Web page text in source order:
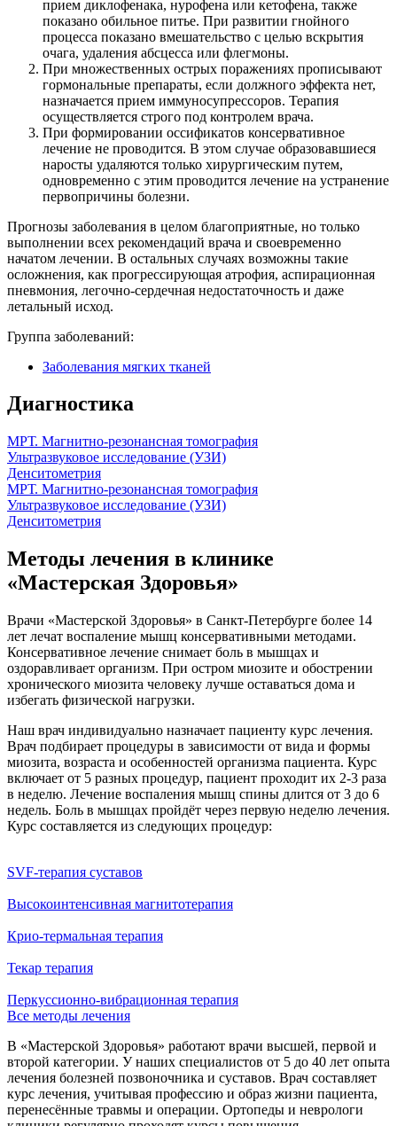
прием диклофенака, нурофена или кетофена, также
показано обильное питье. При развитии гнойного
процесса показано вмешательство с целью вскрытия
очага, удаления абсцесса или флегмоны.
При множественных острых поражениях прописывают
гормональные препараты, если должного эффекта нет,
назначается прием иммуносупрессоров. Терапия
осуществляется строго под контролем врача.
При формировании оссификатов консервативное
лечение не проводится. В этом случае образовавшиеся
наросты удаляются только хирургическим путем,
одновременно с этим проводится лечение на устранение
первопричины болезни.
Прогнозы заболевания в целом благоприятные, но только
выполнении всех рекомендаций врача и своевременно
начатом лечении. В остальных случаях возможны такие
осложнения, как прогрессирующая атрофия, аспирационная
пневмония, легочно-сердечная недостаточность и даже
летальный исход.
Группа заболеваний:
Заболевания мягких тканей
Диагностика
МРТ. Магнитно-резонансная томография
Ультразвуковое исследование (УЗИ)
Денситометрия
МРТ. Магнитно-резонансная томография
Ультразвуковое исследование (УЗИ)
Денситометрия
Методы лечения в клинике
«Мастерская Здоровья»
Врачи «Мастерской Здоровья» в Санкт-Петербурге более 14
лет лечат воспаление мышц консервативными методами.
Консервативное лечение снимает боль в мышцах и
оздоравливает организм. При остром миозите и обострении
хронического миозита человеку лучше оставаться дома и
избегать физической нагрузки.
Наш врач индивидуально назначает пациенту курс лечения.
Врач подбирает процедуры в зависимости от вида и формы
миозита, возраста и особенностей организма пациента. Курс
включает от 5 разных процедур, пациент проходит их 2-3 раза
в неделю. Лечение воспаления мышц спины длится от 3 до 6
недель. Боль в мышцах пройдёт через первую неделю лечения.
Курс составляется из следующих процедур:
SVF-терапия суставов
Высокоинтенсивная магнитотерапия
Крио-термальная терапия
Текар терапия
Перкуссионно-вибрационная терапия
Все методы лечения
В «Мастерской Здоровья» работают врачи высшей, первой и
второй категории. У наших специалистов от 5 до 40 лет опыта
лечения болезней позвоночника и суставов. Врач составляет
курс лечения, учитывая профессию и образ жизни пациента,
перенесённые травмы и операции. Ортопеды и неврологи